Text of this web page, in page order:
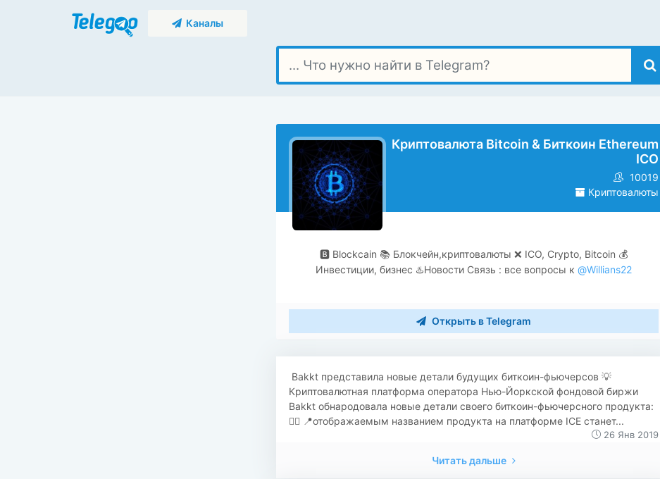
Каналы
Криптовалюта Bitcoin & Биткоин Ethereum
ICO
10019
Криптовалюты
🅱️ Blockcain 📚 Блокчейн,криптовалюты ❌ ICO, Crypto, Bitcoin 💰
Инвестиции, бизнес ♨️Новости Cвязь : все вопросы к @Willians22
Открыть в Telegram
​​ Bakkt представила новые детали будущих биткоин-фьючерсов 💡
Криптовалютная платформа оператора Нью-Йоркской фондовой биржи
Bakkt обнародовала новые детали своего биткоин-фьючерсного продукта:
👇🏻 📍отображаемым названием продукта на платформе ICE станет...
26 Янв 2019
Читать дальше